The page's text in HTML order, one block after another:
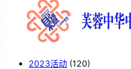
2023活动 (120)